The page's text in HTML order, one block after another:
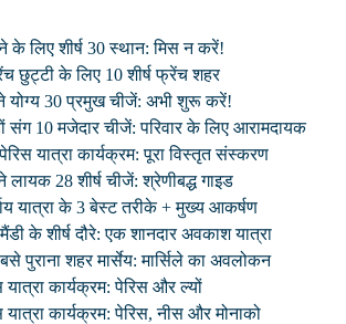
के लिए शीर्ष 30 स्थान: मिस न करें!
छुट्टी के लिए 10 शीर्ष फ्रेंच शहर
योग्य 30 प्रमुख चीजें: अभी शुरू करें!
संग 10 मजेदार चीजें: परिवार के लिए आरामदायक
यात्रा कार्यक्रम: पूरा विस्तृत संस्करण
28 शीर्ष चीजें: श्रेणीबद्ध गाइड
यात्रा के 3 बेस्ट तरीके + मुख्य आकर्षण
के शीर्ष दौरे: एक शानदार अवकाश यात्रा
पुराना शहर मार्सेय: मार्सिले का अवलोकन
कार्यक्रम: पेरिस और ल्यों
कार्यक्रम: पेरिस, नीस और मोनाको